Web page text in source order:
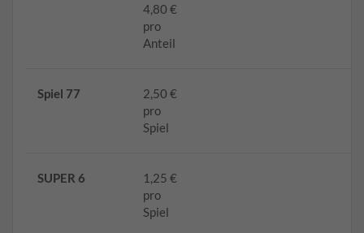
4,80 €
pro
Anteil
Spiel 77
2,50 €
pro
Spiel
SUPER 6
1,25 €
pro
Spiel